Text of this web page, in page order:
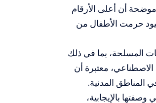
أن أعلى الأرقام
حرمت الأطفال من
المسلحة، بما في ذلك
الاصطناعي، معتبرة أن
المناطق المدنية.
بالإيجابية،